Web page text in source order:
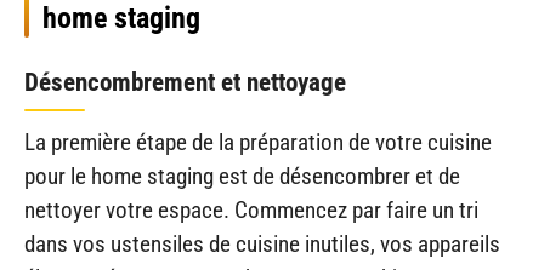
home staging
Désencombrement et nettoyage
La première étape de la préparation de votre cuisine
pour le home staging est de désencombrer et de
nettoyer votre espace. Commencez par faire un tri
dans vos ustensiles de cuisine inutiles, vos appareils